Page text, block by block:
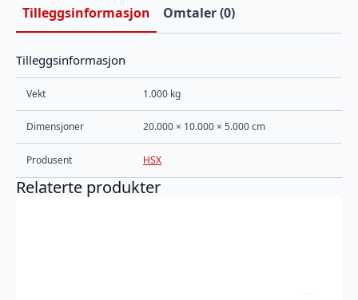
Tilleggsinformasjon Omtaler (0)
Tilleggsinformasjon
Vekt 1.000 kg
Dimensjoner 20.000 × 10.000 × 5.000 cm
Produsent HSX
Relaterte produkter